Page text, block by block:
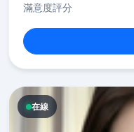
滿意度評分
在線